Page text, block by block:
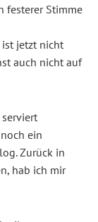
festerer Stimme
ist jetzt nicht
auch nicht auf
ein
Zurück in
hab ich mir